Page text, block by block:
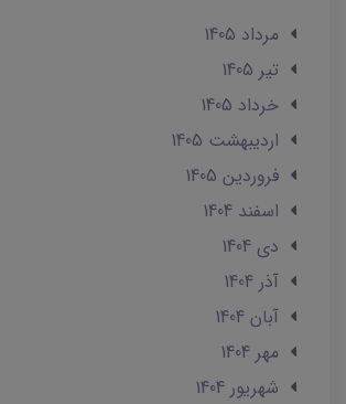
مرداد 1405
تير 1405
خرداد 1405
ارديبهشت 1405
فروردین 1405
اسفند 1404
دی 1404
آذر 1404
آبان 1404
مهر 1404
شهریور 1404